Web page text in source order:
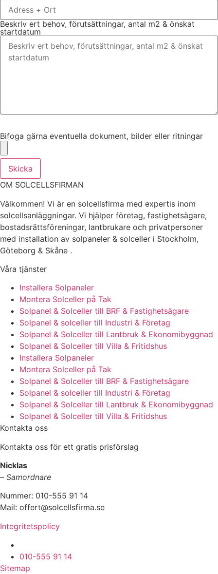
Beskriv ert behov, förutsättningar, antal m2 & önskat
startdatum
Bifoga gärna eventuella dokument, bilder eller ritningar
Skicka
OM SOLCELLSFIRMAN
Välkommen! Vi är en solcellsfirma med expertis inom
solcellsanläggningar. Vi hjälper företag, fastighetsägare,
bostadsrättsföreningar, lantbrukare och privatpersoner
med installation av solpaneler & solceller i Stockholm,
Göteborg & Skåne .
Våra tjänster
Installera Solpaneler
Montera Solceller på Tak
Solpanel & Solceller till BRF & Fastighetsägare
Solpanel & solceller till Industri & Företag
Solpanel & Solceller till Lantbruk & Ekonomibyggnad
Solpanel & Solceller till Villa & Fritidshus
Installera Solpaneler
Montera Solceller på Tak
Solpanel & Solceller till BRF & Fastighetsägare
Solpanel & solceller till Industri & Företag
Solpanel & Solceller till Lantbruk & Ekonomibyggnad
Solpanel & Solceller till Villa & Fritidshus
Kontakta oss
Kontakta oss för ett gratis prisförslag
Nicklas
– Samordnare
Nummer: 010-555 91 14
Mail: offert@solcellsfirma.se
Integritetspolicy
010-555 91 14
Sitemap